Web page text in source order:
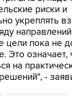
направлений
цели пока не
Это означает,
на
-
Никол Пашинян